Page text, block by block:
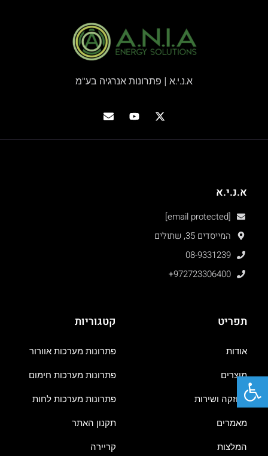
א.נ.י.א | פתרונות אנרגיה בע"מ
א.נ.י.א
[email protected]
המייסדים 35, שתולים
08-9331239
+972723306400
תפריט
אודות
מוצרים
אחזקה ושירות
מאמרים
המלצות
קטגוריות
פתרונות מערכות אוורור
פתרונות מערכות חימום
פתרונות מערכות לחות
תקנון האתר
קריירה
פתח סרגל נגישות